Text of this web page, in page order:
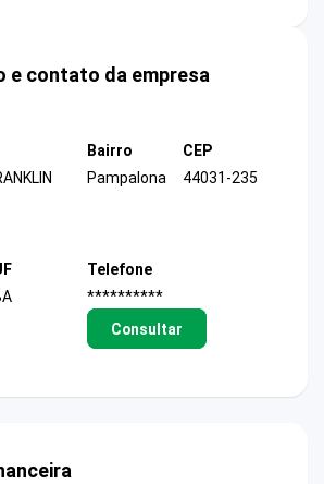
e contato da empresa
Bairro
Pampalona
CEP
44031-235
Telefone
**********
Consultar